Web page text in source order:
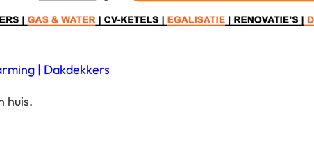
| Dakdekkers
huis.